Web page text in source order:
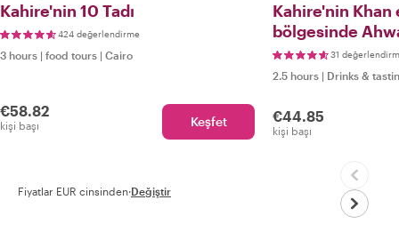
Kahire'nin 10 Tadı
424 değerlendirme
3 hours | food tours | Cairo
€58.82
kişi başı Keşfet
Kahire'nin Khan
bölgesinde
Sokak Lezzetleri
31
2.5 hours | Drinks &
€44.85
kişi başı
Fiyatlar EUR cinsinden·Değiştir